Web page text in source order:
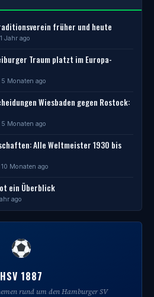
früher und heute
Jahr ago
Traum platzt im Europa-
5 Monaten ago
Wiesbaden gegen Rostock:
5 Monaten ago
Alle Weltmeister 1930 bis
10 Monaten ago
ein Überblick
ago
HSV 1887
rund um den Hamburger SV